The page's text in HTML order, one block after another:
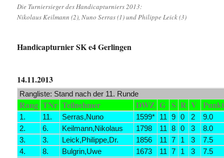
Die Turniersieger des Handicapturniers 2013:
Nikolaus Keilmann (2), Nuno Serras (1) und Philippe Leick (3)
Handicapturnier SK e4 Gerlingen
14.11.2013
Rangliste: Stand nach der 11. Runde
Rang TNr Teilnehmer DWZ G S R V
1. 11. Serras,Nuno 1599* 11 9 0 2
9.0
2.
6. Keilmann,Nikolaus 1798 11 8 0 3
8.0
3.
3. Leick,Philippe,Dr. 1856 11 7 1 3
7.5
4.
8. Bulgrin,Uwe 1673 11 7 1 3
7.5